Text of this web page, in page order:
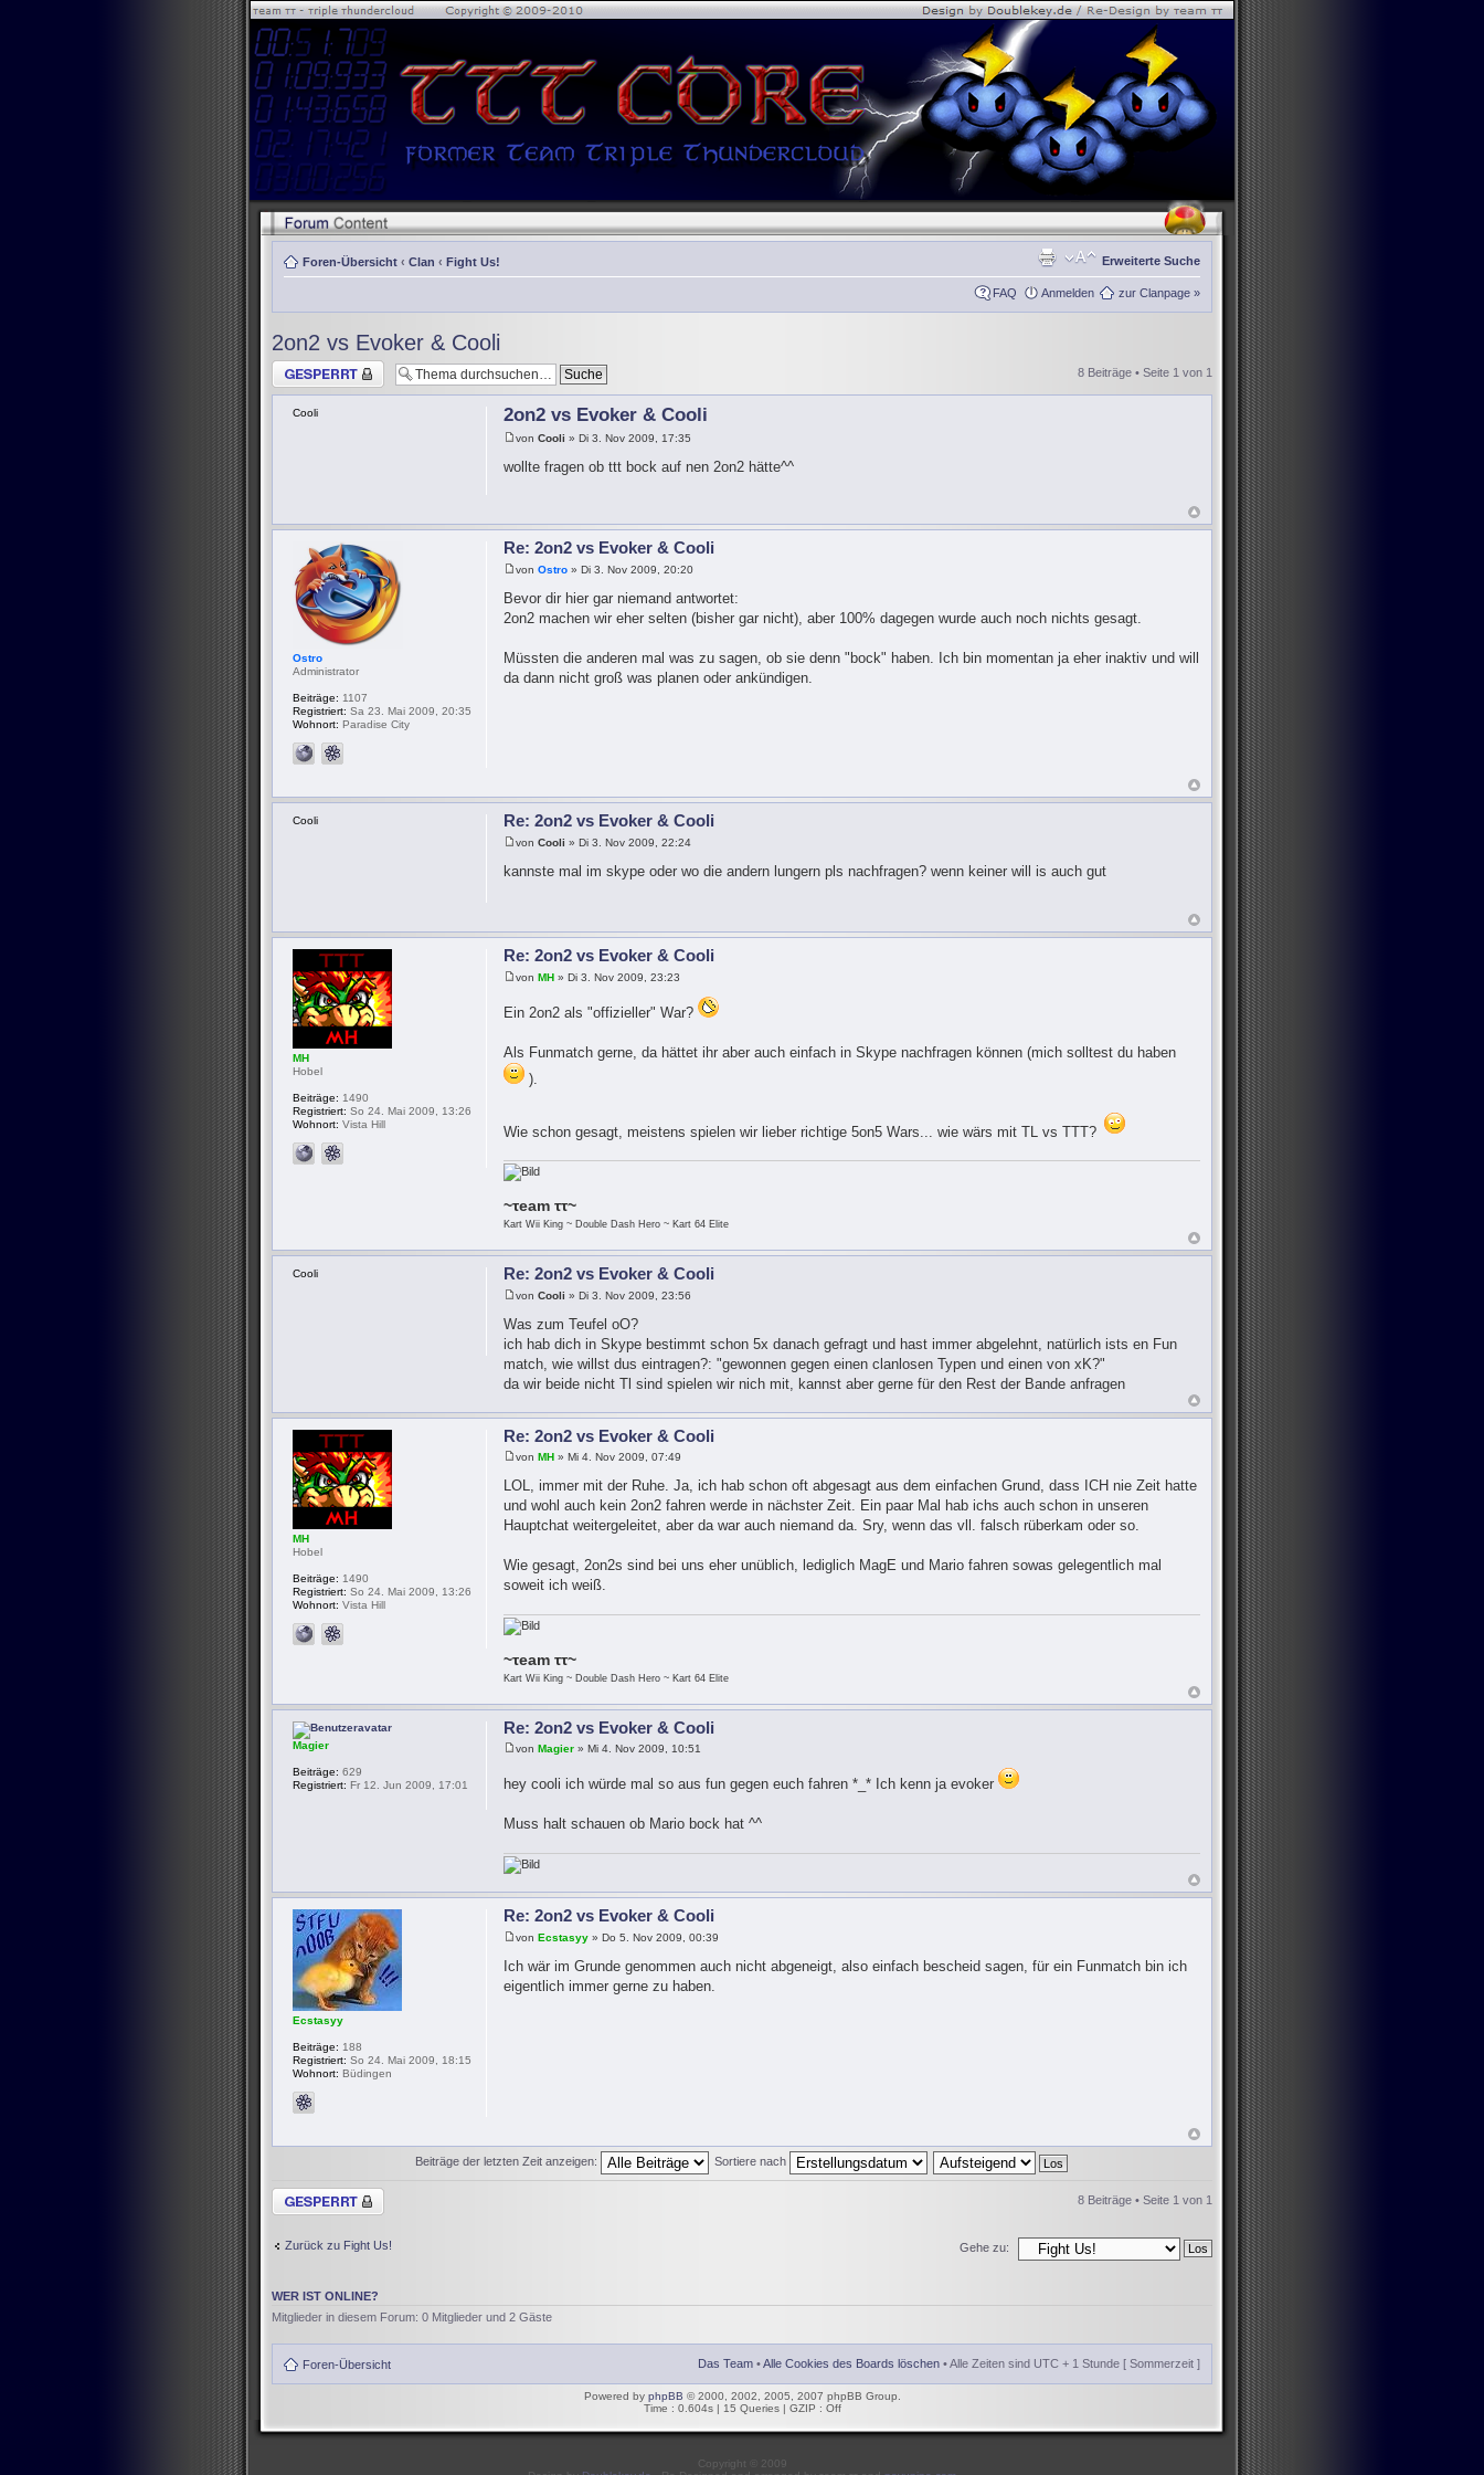
Foren-Übersicht ‹ Clan ‹ Fight Us! Erweiterte Suche
FAQ Anmelden zur Clanpage »
2on2 vs Evoker & Cooli
Thema gesperrt 8 Beiträge • Seite 1 von 1
2on2 vs Evoker & Cooli
vonCooli » Di 3. Nov 2009, 17:35
wollte fragen ob ttt bock auf nen 2on2 hätte^^
Cooli
Re: 2on2 vs Evoker & Cooli
vonOstro » Di 3. Nov 2009, 20:20
Bevor dir hier gar niemand antwortet:
2on2 machen wir eher selten (bisher gar nicht), aber 100% dagegen wurde auch noch nichts gesagt.
Müssten die anderen mal was zu sagen, ob sie denn "bock" haben. Ich bin momentan ja eher inaktiv und will
da dann nicht groß was planen oder ankündigen.
Ostro
Administrator
Beiträge: 1107
Registriert: Sa 23. Mai 2009, 20:35
Wohnort: Paradise City
Re: 2on2 vs Evoker & Cooli
vonCooli » Di 3. Nov 2009, 22:24
kannste mal im skype oder wo die andern lungern pls nachfragen? wenn keiner will is auch gut
Cooli
Re: 2on2 vs Evoker & Cooli
vonMH » Di 3. Nov 2009, 23:23
Ein 2on2 als "offizieller" War?
Als Funmatch gerne, da hättet ihr aber auch einfach in Skype nachfragen können (mich solltest du haben
).
Wie schon gesagt, meistens spielen wir lieber richtige 5on5 Wars... wie wärs mit TL vs TTT?
~τeam ττ~
Kart Wii King ~ Double Dash Hero ~ Kart 64 Elite
MH
Hobel
Beiträge: 1490
Registriert: So 24. Mai 2009, 13:26
Wohnort: Vista Hill
Re: 2on2 vs Evoker & Cooli
vonCooli » Di 3. Nov 2009, 23:56
Was zum Teufel oO?
ich hab dich in Skype bestimmt schon 5x danach gefragt und hast immer abgelehnt, natürlich ists en Fun
match, wie willst dus eintragen?: "gewonnen gegen einen clanlosen Typen und einen von xK?"
da wir beide nicht Tl sind spielen wir nich mit, kannst aber gerne für den Rest der Bande anfragen
Cooli
Re: 2on2 vs Evoker & Cooli
vonMH » Mi 4. Nov 2009, 07:49
LOL, immer mit der Ruhe. Ja, ich hab schon oft abgesagt aus dem einfachen Grund, dass ICH nie Zeit hatte
und wohl auch kein 2on2 fahren werde in nächster Zeit. Ein paar Mal hab ichs auch schon in unseren
Hauptchat weitergeleitet, aber da war auch niemand da. Sry, wenn das vll. falsch rüberkam oder so.
Wie gesagt, 2on2s sind bei uns eher unüblich, lediglich MagE und Mario fahren sowas gelegentlich mal
soweit ich weiß.
~τeam ττ~
Kart Wii King ~ Double Dash Hero ~ Kart 64 Elite
MH
Hobel
Beiträge: 1490
Registriert: So 24. Mai 2009, 13:26
Wohnort: Vista Hill
Re: 2on2 vs Evoker & Cooli
von Magier » Mi 4. Nov 2009, 10:51
hey cooli ich würde mal so aus fun gegen euch fahren *_* Ich kenn ja evoker
Muss halt schauen ob Mario bock hat ^^
Magier
Beiträge: 629
Registriert: Fr 12. Jun 2009, 17:01
Re: 2on2 vs Evoker & Cooli
vonEcstasyy » Do 5. Nov 2009, 00:39
Ich wär im Grunde genommen auch nicht abgeneigt, also einfach bescheid sagen, für ein Funmatch bin ich
eigentlich immer gerne zu haben.
Ecstasyy
Beiträge: 188
Registriert: So 24. Mai 2009, 18:15
Wohnort: Büdingen
Beiträge der letzten Zeit anzeigen: Sortiere nach
Thema gesperrt 8 Beiträge • Seite 1 von 1
Zurück zu Fight Us! Gehe zu:
WER IST ONLINE?
Mitglieder in diesem Forum: 0 Mitglieder und 2 Gäste
Foren-Übersicht Das Team •Alle Cookies des Boards löschen • Alle Zeiten sind UTC + 1 Stunde [ Sommerzeit ]
Powered by phpBB © 2000, 2002, 2005, 2007 phpBB Group.
Time : 0.604s | 15 Queries | GZIP : Off
Copyright © 2009